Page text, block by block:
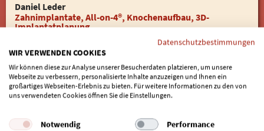
Daniel Leder
Zahnimplantate, All-on-4®, Knochenaufbau, 3D-
Implantatplanung
Zahnarztpraxis Leder
Adlerstraße 28
25462 Rellingen
04101 - 32826
zum Profil
Datenschutzbestimmungen
WIR VERWENDEN COOKIES
Wir können diese zur Analyse unserer Besucherdaten platzieren, um unsere
Webseite zu verbessern, personalisierte Inhalte anzuzeigen und Ihnen ein
großartiges Webseiten-Erlebnis zu bieten. Für weitere Informationen zu den von
uns verwendeten Cookies öffnen Sie die Einstellungen.
Notwendig Performance